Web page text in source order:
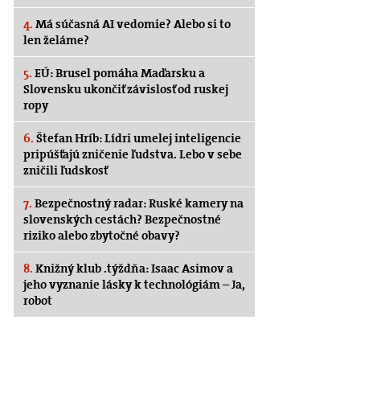
4. Má súčasná AI vedomie? Alebo si to
len želáme?
5. EÚ: Brusel pomáha Maďarsku a
Slovensku ukončiť závislosť od ruskej
ropy
6. Štefan Hríb: Lídri umelej inteligencie
pripúšťajú zničenie ľudstva. Lebo v sebe
zničili ľudskosť
7. Bezpečnostný radar: Ruské kamery na
slovenských cestách? Bezpečnostné
riziko alebo zbytočné obavy?
8. Knižný klub .týždňa: Isaac Asimov a
jeho vyznanie lásky k technológiám – Ja,
robot